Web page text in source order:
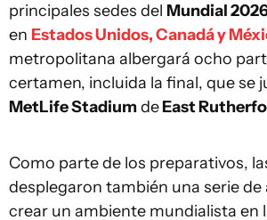
principales sedes del Mundial
en Estados Unidos, Canadá y
metropolitana albergará ocho
certamen, incluida la final, que se
MetLife StadiumdeEast
Como parte de los preparativos,
desplegaron también una serie de
crear un ambiente mundialista en